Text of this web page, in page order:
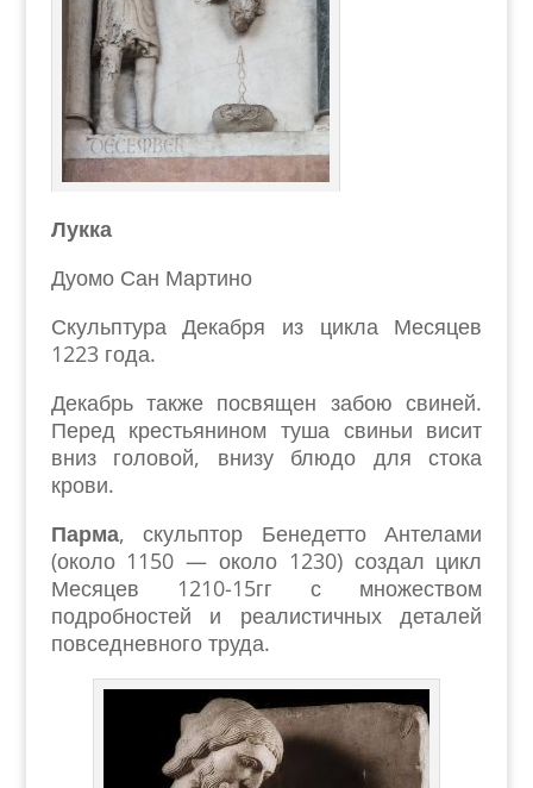
Лукка
Дуомо Сан Мартино
Скульптура Декабря из цикла Месяцев
1223 года.
Декабрь также посвящен забою свиней.
Перед крестьянином туша свиньи висит
вниз головой, внизу блюдо для стока
крови.
Парма, скульптор Бенедетто Антелами
(около 1150 — около 1230) создал цикл
Месяцев 1210-15гг с множеством
подробностей и реалистичных деталей
повседневного труда.